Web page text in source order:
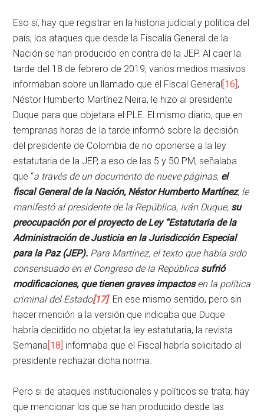
Eso sí, hay que registrar en la historia judicial y política del
país, los ataques que desde la Fiscalía General de la
Nación se han producido en contra de la JEP. Al caer la
tarde del 18 de febrero de 2019, varios medios masivos
informaban sobre un llamado que el Fiscal General [16] ,
Néstor Humberto Martínez Neira, le hizo al presidente
Duque para que objetara el PLE. El mismo diario, que en
tempranas horas de la tarde informó sobre la decisión
del presidente de Colombia de no oponerse a la ley
estatutaria de la JEP, a eso de las 5 y 50 PM, señalaba
que “a través de un documento de nueve páginas, el
fiscal General de la Nación, Néstor Humberto Martínez, le
manifestó al presidente de la República, Iván Duque, su
preocupación por el proyecto de Ley “Estatutaria de la
Administración de Justicia en la Jurisdicción Especial
para la Paz (JEP). Para Martínez, el texto que había sido
consensuado en el Congreso de la República sufrió
modificaciones, que tienen graves impactosen la política
criminal del Estado[17]. En ese mismo sentido, pero sin
hacer mención a la versión que indicaba que Duque
habría decidido no objetar la ley estatutaria, la revista
Semana [18] informaba que el Fiscal habría solicitado al
presidente rechazar dicha norma.
Pero si de ataques institucionales y políticos se trata, hay
que mencionar los que se han producido desde las